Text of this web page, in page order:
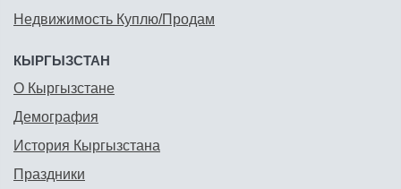
Недвижимость Куплю/Продам
КЫРГЫЗСТАН
О Кыргызстане
Демография
История Кыргызстана
Праздники